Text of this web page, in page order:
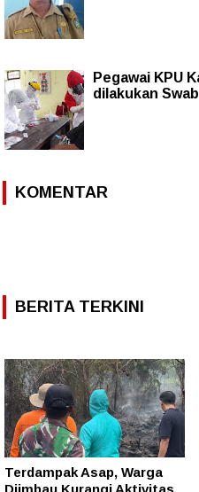
Pegawai KPU
dilakukan Swab
KOMENTAR
BERITA TERKINI
Terdampak Asap, Warga